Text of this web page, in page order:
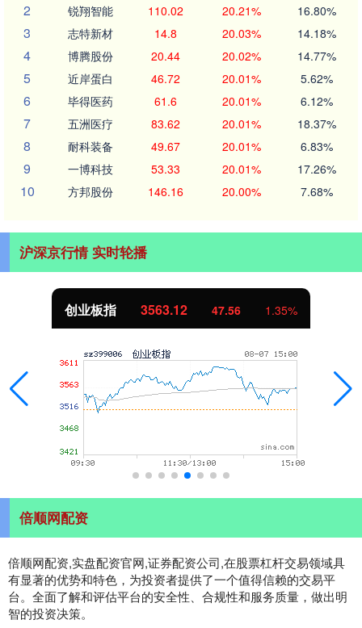
2 锐翔智能 110.02 20.21% 16.80%
3 志特新材 14.8 20.03% 14.18%
4 博腾股份 20.44 20.02% 14.77%
5 近岸蛋白 46.72 20.01% 5.62%
6 毕得医药 61.6 20.01% 6.12%
7 五洲医疗 83.62 20.01% 18.37%
8 耐科装备 49.67 20.01% 6.83%
9 一博科技 53.33 20.01% 17.26%
10 方邦股份 146.16 20.00% 7.68%
沪深京行情 实时轮播
创业板指 3563.12 47.56 1.35%
倍顺网配资
倍顺网配资,实盘配资官网,证券配资公司,在股票杠杆交易领域具
有显著的优势和特色，为投资者提供了一个值得信赖的交易平
台。全面了解和评估平台的安全性、合规性和服务质量，做出明
智的投资决策。